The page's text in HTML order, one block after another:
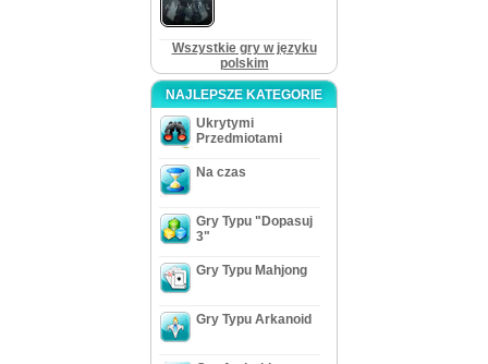
Wszystkie gry w języku
polskim
NAJLEPSZE KATEGORIE
Ukrytymi
Przedmiotami
Na czas
Gry Typu "Dopasuj
3"
Gry Typu Mahjong
Gry Typu Arkanoid